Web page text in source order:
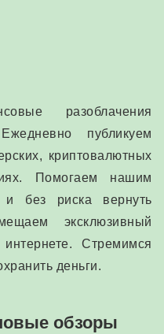
разоблачения
публикуем
криптовалютных
Помогаем нашим
и без риска вернуть
эксклюзивный
Стремимся
деньги.
обзоры